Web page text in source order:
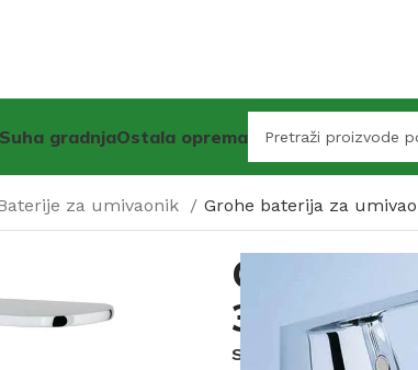
Suha gradnjaOstala oprema
za umivaonik Grohe baterija za
Grohe
32825000
SKU:
24370